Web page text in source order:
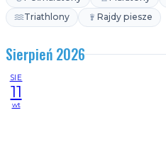
Triathlony
Rajdy piesze
Sierpień 2026
SIE
11
wt